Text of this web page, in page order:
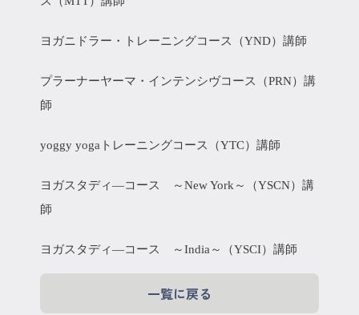
ヨガニドラー・トレーニングコース（YND）講師
プラーナーヤーマ・インテンシヴコース（PRN）講
師
yoggy yogaトレーニングコース（YTC）講師
ヨガスタディ―コース ～New York～（YSCN）講
師
ヨガスタディ―コース ～India～（YSCI）講師
一覧に戻る